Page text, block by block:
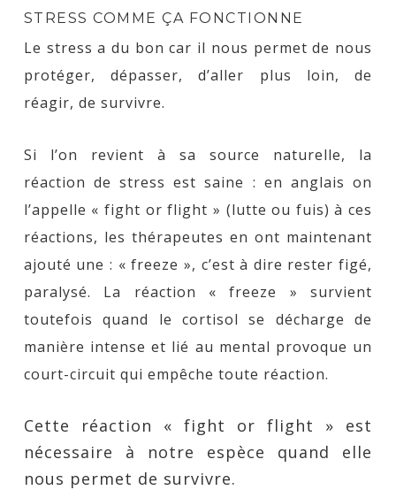
STRESS COMME ÇA FONCTIONNE
Le stress a du bon car il nous permet de nous
protéger, dépasser, d’aller plus loin, de
réagir, de survivre.
Si l’on revient à sa source naturelle, la
réaction de stress est saine : en anglais on
l’appelle « fight or flight » (lutte ou fuis) à ces
réactions, les thérapeutes en ont maintenant
ajouté une : « freeze », c’est à dire rester figé,
paralysé. La réaction « freeze » survient
toutefois quand le cortisol se décharge de
manière intense et lié au mental provoque un
court-circuit qui empêche toute réaction.
Cette réaction « fight or flight » est
nécessaire à notre espèce quand elle
nous permet de survivre.